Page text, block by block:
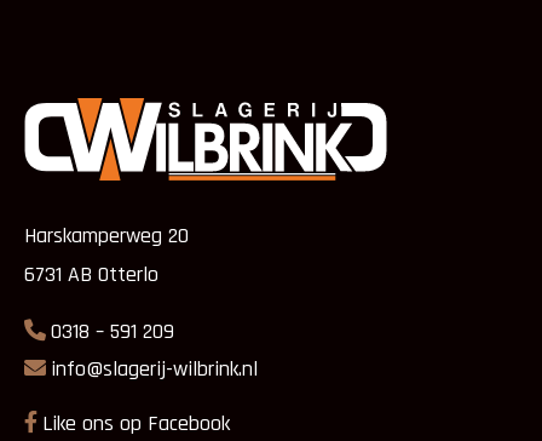
Harskamperweg 20
6731 AB Otterlo
0318 – 591 209
info@slagerij-wilbrink.nl
Like ons op Facebook